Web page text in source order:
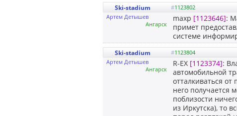
Ski-stadium #1123802
Артем Детышев
Ангарск
maxp [1123646]:
примет
системе
Ski-stadium #1123804
Артем Детышев
Ангарск
R-EX [1123374]:
автомобильной
отталкиваться
него получается
поблизости
из Иркутска), то